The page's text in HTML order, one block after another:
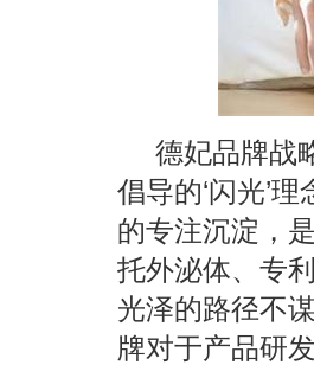
德妃品牌战
倡导的‘闪光’
的专注沉淀，
托外泌体、专
光泽的路径不
牌对于产品研